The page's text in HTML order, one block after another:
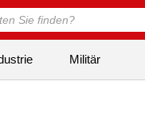
Militär